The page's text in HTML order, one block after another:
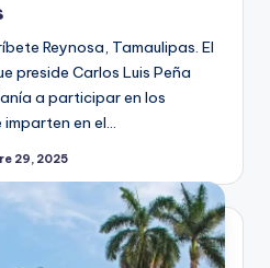
Reynosa, Tamaulipas. El
preside Carlos Luis Peña
a participar en los
en el…
29, 2025